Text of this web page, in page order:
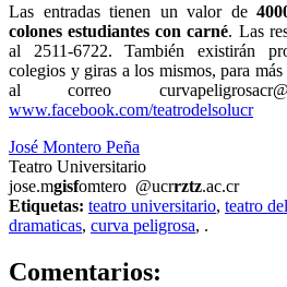
Las entradas tienen un valor de
colones estudiantes con carné. Las
al 2511-6722. También existirán
colegios y giras a los mismos, para
al correo
www.facebook.com/teatrodelsolucr
José Montero Peña
Teatro Universitario
jose.mgisfomtero @ucrrztz.ac.cr
Etiquetas: teatro universitario, teatro
dramaticas, curva peligrosa, .
Comentarios: